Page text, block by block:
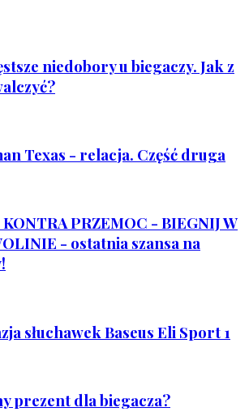
niedobory u biegaczy. Jak z
Texas - relacja. Część druga
PRZEMOC - BIEGNIJ W
- ostatnia szansa na
słuchawek Baseus Eli Sport 1
prezent dla biegacza?